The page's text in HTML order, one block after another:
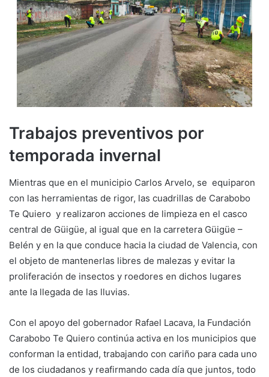
Trabajos preventivos por
temporada invernal
Mientras que en el municipio Carlos Arvelo, se equiparon
con las herramientas de rigor, las cuadrillas de Carabobo
Te Quiero y realizaron acciones de limpieza en el casco
central de Güigüe, al igual que en la carretera Güigüe –
Belén y en la que conduce hacia la ciudad de Valencia, con
el objeto de mantenerlas libres de malezas y evitar la
proliferación de insectos y roedores en dichos lugares
ante la llegada de las lluvias.
Con el apoyo del gobernador Rafael Lacava, la Fundación
Carabobo Te Quiero continúa activa en los municipios que
conforman la entidad, trabajando con cariño para cada uno
de los ciudadanos y reafirmando cada día que juntos, todo